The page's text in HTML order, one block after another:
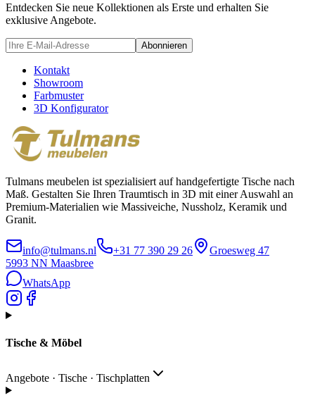
Entdecken Sie neue Kollektionen als Erste und erhalten Sie
exklusive Angebote.
Abonnieren
Kontakt
Showroom
Farbmuster
3D Konfigurator
Tulmans meubelen ist spezialisiert auf handgefertigte Tische nach
Maß. Gestalten Sie Ihren Traumtisch in 3D mit einer Auswahl an
Premium-Materialien wie Massiveiche, Nussholz, Keramik und
Granit.
info@tulmans.nl +31 77 390 29 26
Groesweg 47
5993 NN Maasbree
WhatsApp
Tische & Möbel
Angebote · Tische · Tischplatten